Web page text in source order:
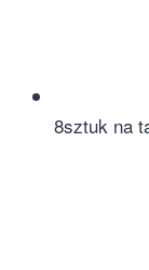
8sztuk na